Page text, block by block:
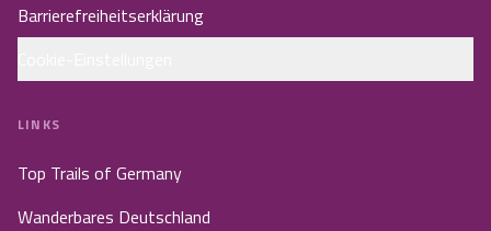
Barrierefreiheitserklärung
LINKS
Top Trails of Germany
Wanderbares Deutschland